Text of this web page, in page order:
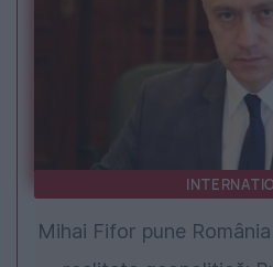
Mihai Fifor pune